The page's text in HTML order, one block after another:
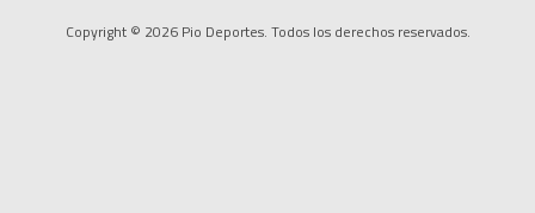
Copyright © 2026 Pio Deportes. Todos los derechos reservados.